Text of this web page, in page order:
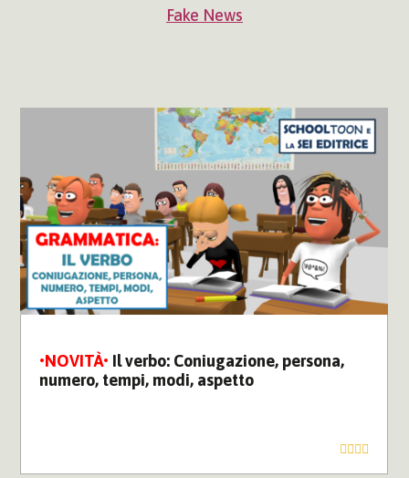
Fake News
Il verbo: Coniugazione, persona,
numero, tempi, modi, aspetto